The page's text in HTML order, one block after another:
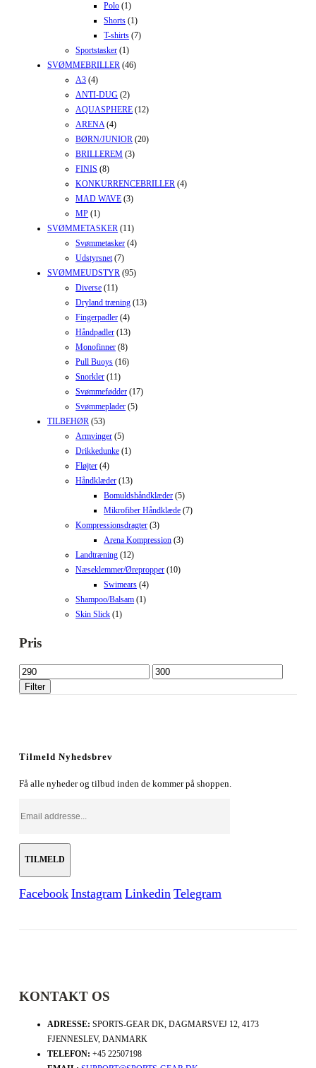
Polo (1)
Shorts (1)
T-shirts (7)
Sportstasker (1)
SVØMMEBRILLER (46)
A3 (4)
ANTI-DUG (2)
AQUASPHERE (12)
ARENA (4)
BØRN/JUNIOR (20)
BRILLEREM (3)
FINIS (8)
KONKURRENCEBRILLER (4)
MAD WAVE (3)
MP (1)
SVØMMETASKER (11)
Svømmetasker (4)
Udstyrsnet (7)
SVØMMEUDSTYR (95)
Diverse (11)
Dryland træning (13)
Fingerpadler (4)
Håndpadler (13)
Monofinner (8)
Pull Buoys (16)
Snorkler (11)
Svømmefødder (17)
Svømmeplader (5)
TILBEHØR (53)
Armvinger (5)
Drikkedunke (1)
Fløjter (4)
Håndklæder (13)
Bomuldshåndklæder (5)
Mikrofiber Håndklæde (7)
Kompressionsdragter (3)
Arena Kompression (3)
Landtræning (12)
Næseklemmer/Ørepropper (10)
Swimears (4)
Shampoo/Balsam (1)
Skin Slick (1)
Pris
Mindste
pris
Højeste
pris
Filter
Tilmeld Nyhedsbrev
Få alle nyheder og tilbud inden de kommer på shoppen.
Facebook Instagram Linkedin Telegram
KONTAKT OS
ADRESSE: SPORTS-GEAR DK, DAGMARSVEJ 12, 4173
FJENNESLEV, DANMARK
TELEFON: +45 22507198